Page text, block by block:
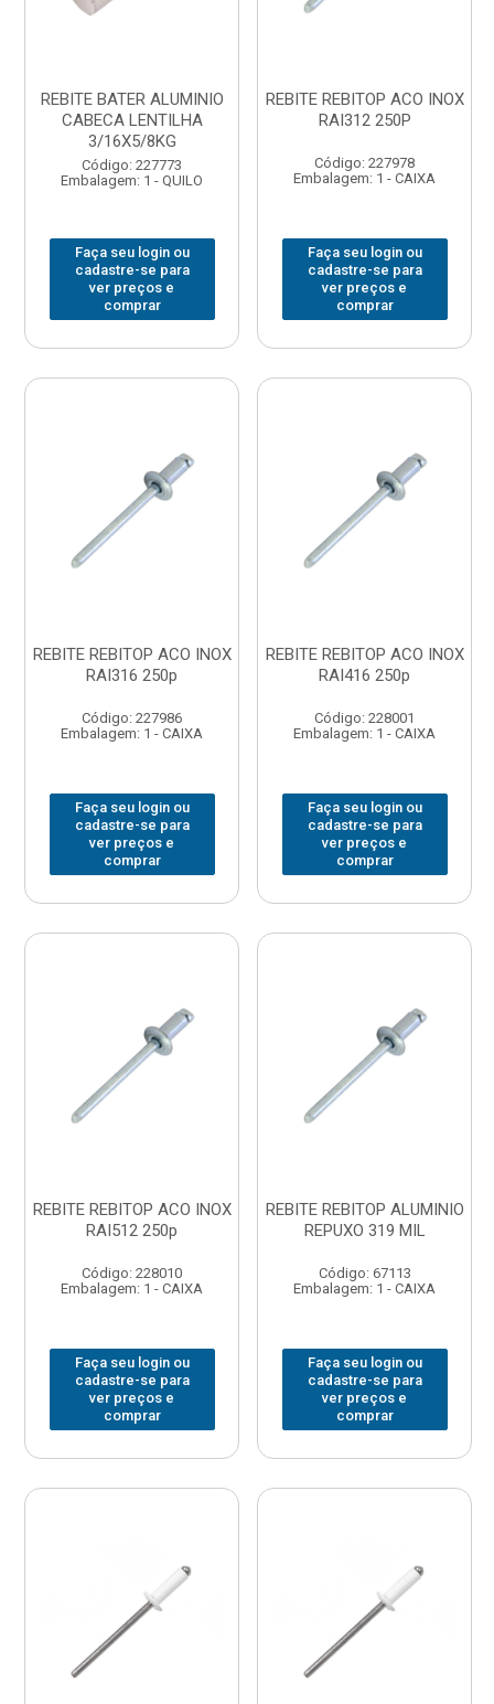
REBITE BATER ALUMINIO
CABECA LENTILHA
3/16X5/8KG
Código: 227773
Embalagem: 1 - QUILO
Faça seu login ou
cadastre-se para
ver preços e
comprar
REBITE REBITOP ACO INOX
RAI312 250P
Código: 227978
Embalagem: 1 - CAIXA
Faça seu login ou
cadastre-se para
ver preços e
comprar
REBITE REBITOP ACO INOX
RAI316 250p
Código: 227986
Embalagem: 1 - CAIXA
Faça seu login ou
cadastre-se para
ver preços e
comprar
REBITE REBITOP ACO INOX
RAI416 250p
Código: 228001
Embalagem: 1 - CAIXA
Faça seu login ou
cadastre-se para
ver preços e
comprar
REBITE REBITOP ACO INOX
RAI512 250p
Código: 228010
Embalagem: 1 - CAIXA
Faça seu login ou
cadastre-se para
ver preços e
comprar
REBITE REBITOP ALUMINIO
REPUXO 319 MIL
Código: 67113
Embalagem: 1 - CAIXA
Faça seu login ou
cadastre-se para
ver preços e
comprar